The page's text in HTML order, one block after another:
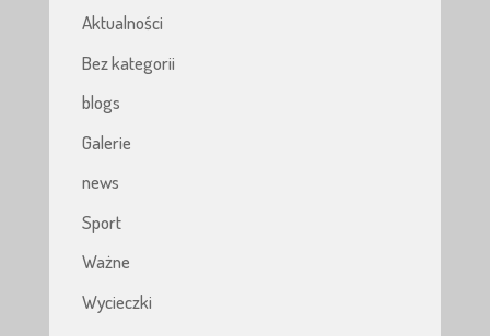
Aktualności
Bez kategorii
blogs
Galerie
news
Sport
Ważne
Wycieczki